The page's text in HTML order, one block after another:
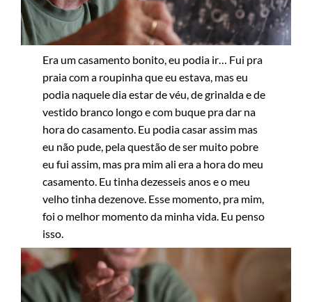
Era um casamento bonito, eu podia ir… Fui pra
praia com a roupinha que eu estava, mas eu
podia naquele dia estar de véu, de grinalda e de
vestido branco longo e com buque pra dar na
hora do casamento. Eu podia casar assim mas
eu não pude, pela questão de ser muito pobre
eu fui assim, mas pra mim ali era a hora do meu
casamento. Eu tinha dezesseis anos e o meu
velho tinha dezenove. Esse momento, pra mim,
foi o melhor momento da minha vida. Eu penso
isso.